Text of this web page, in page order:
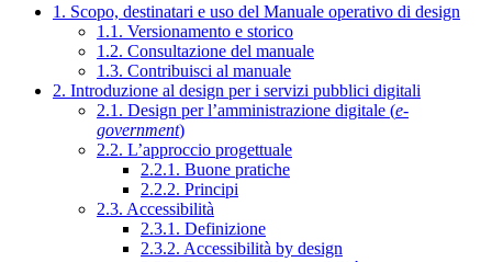
1. Scopo, destinatari e uso del Manuale operativo di design
1.1. Versionamento e storico
1.2. Consultazione del manuale
1.3. Contribuisci al manuale
2. Introduzione al design per i servizi pubblici digitali
2.1. Design per l’amministrazione digitale (e-
government)
2.2. L’approccio progettuale
2.2.1. Buone pratiche
2.2.2. Principi
2.3. Accessibilità
2.3.1. Definizione
2.3.2. Accessibilità by design